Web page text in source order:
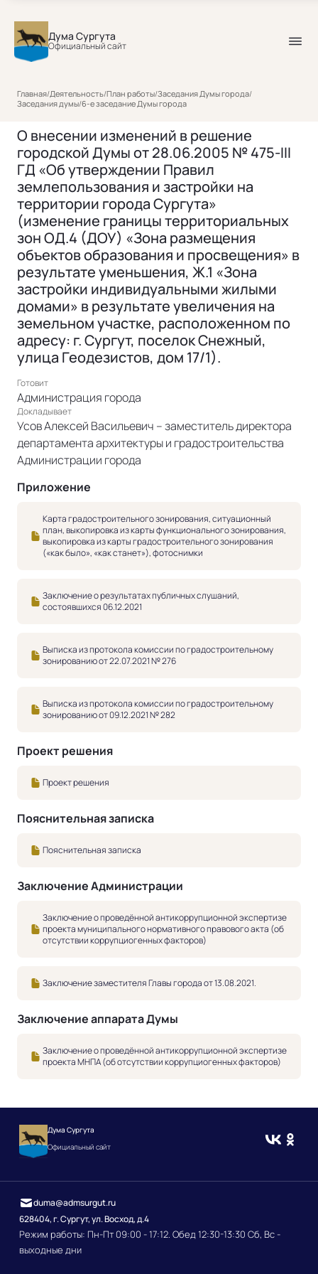
Дума Сургута
Официальный сайт
Главная/Деятельность/План работы/Заседания Думы города/
Заседания думы/6-е заседание Думы города
О внесении изменений в решение
городской Думы от 28.06.2005 № 475-III
ГД «Об утверждении Правил
землепользования и застройки на
территории города Сургута»
(изменение границы территориальных
зон ОД.4 (ДОУ) «Зона размещения
объектов образования и просвещения» в
результате уменьшения, Ж.1 «Зона
застройки индивидуальными жилыми
домами» в результате увеличения на
земельном участке, расположенном по
адресу: г. Сургут, поселок Снежный,
улица Геодезистов, дом 17/1).
Готовит
Администрация города
Докладывает
Усов Алексей Васильевич – заместитель директора
департамента архитектуры и градостроительства
Администрации города
Приложение
Карта градостроительного зонирования, ситуационный
план, выкопировка из карты функционального зонирования,
выкопировка из карты градостроительного зонирования
(«как было», «как станет»), фотоснимки
Заключение о результатах публичных слушаний,
состоявшихся 06.12.2021
Выписка из протокола комиссии по градостроительному
зонированию от 22.07.2021 № 276
Выписка из протокола комиссии по градостроительному
зонированию от 09.12.2021 № 282
Проект решения
Проект решения
Пояснительная записка
Пояснительная записка
Заключение Администрации
Заключение о проведённой антикоррупционной экспертизе
проекта муниципального нормативного правового акта (об
отсутствии коррупциогенных факторов)
Заключение заместителя Главы города от 13.08.2021.
Заключение аппарата Думы
Заключение о проведённой антикоррупционной экспертизе
проекта МНПА (об отсутствии коррупциогенных факторов)
Дума Сургута
Официальный сайт
628404, г. Сургут, ул. Восход, д.4
Режим работы: Пн-Пт 09:00 - 17:12. Обед 12:30-13:30 Сб, Вс -
выходные дни
duma@admsurgut.ru